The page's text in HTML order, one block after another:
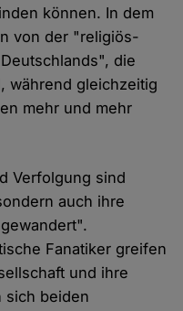
können. In dem
von der "religiös-
die
während gleichzeitig
mehr und mehr
Verfolgung sind
auch ihre
Fanatiker greifen
und ihre
sich beiden